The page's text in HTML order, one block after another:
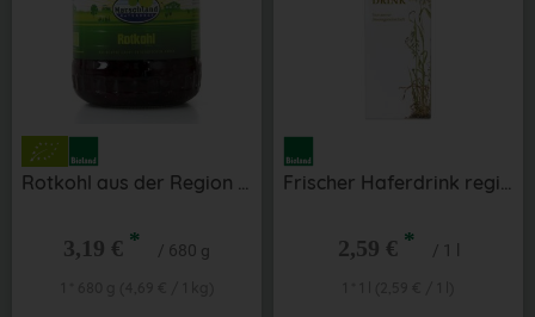
Rotkohl aus der Region im Glas 680 g
3,19 € * / 680 g
Frischer Haferdrink regional
2,59 € * / 1 l